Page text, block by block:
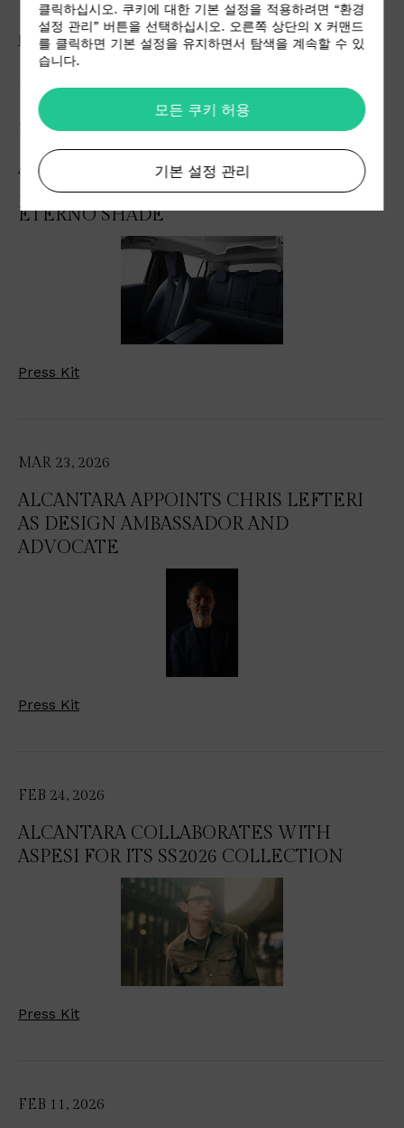
Press Kit
MAR 24, 2026
ALCANTARA FOR THE NEW DS N°7:
INTERIORS IN THE EXCLUSIVE BLU
ETERNO SHADE
Press Kit
MAR 23, 2026
ALCANTARA APPOINTS CHRIS LEFTERI
AS DESIGN AMBASSADOR AND
ADVOCATE
Press Kit
FEB 24, 2026
ALCANTARA COLLABORATES WITH
ASPESI FOR ITS SS2026 COLLECTION
Press Kit
FEB 11, 2026
클릭하십시오. 쿠키에 대한 기본 설정을 적용하려면 “환경
설정 관리” 버튼을 선택하십시오. 오른쪽 상단의 X 커맨드
를 클릭하면 기본 설정을 유지하면서 탐색을 계속할 수 있
습니다.
모든 쿠키 허용
기본 설정 관리